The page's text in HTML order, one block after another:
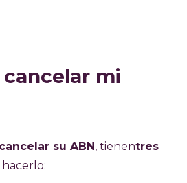
cancelar mi
cancelar su ABN, tienentres